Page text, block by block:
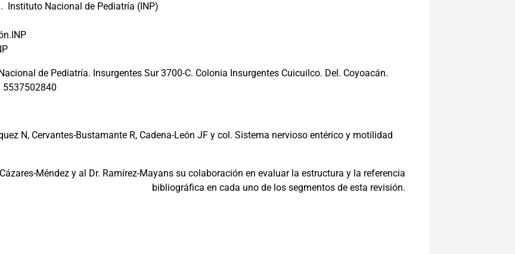
Instituto Nacional de Pediatría (INP)
de Pediatría. Insurgentes Sur 3700-C. Colonia Insurgentes Cuicuilco. Del. Coyoacán.
5537502840
N, Cervantes-Bustamante R, Cadena-León JF y col. Sistema nervioso entérico y motilidad
Méndez y al Dr. Ramírez-Mayans su colaboración en evaluar la estructura y la referencia
bibliográfica en cada uno de los segmentos de esta revisión.